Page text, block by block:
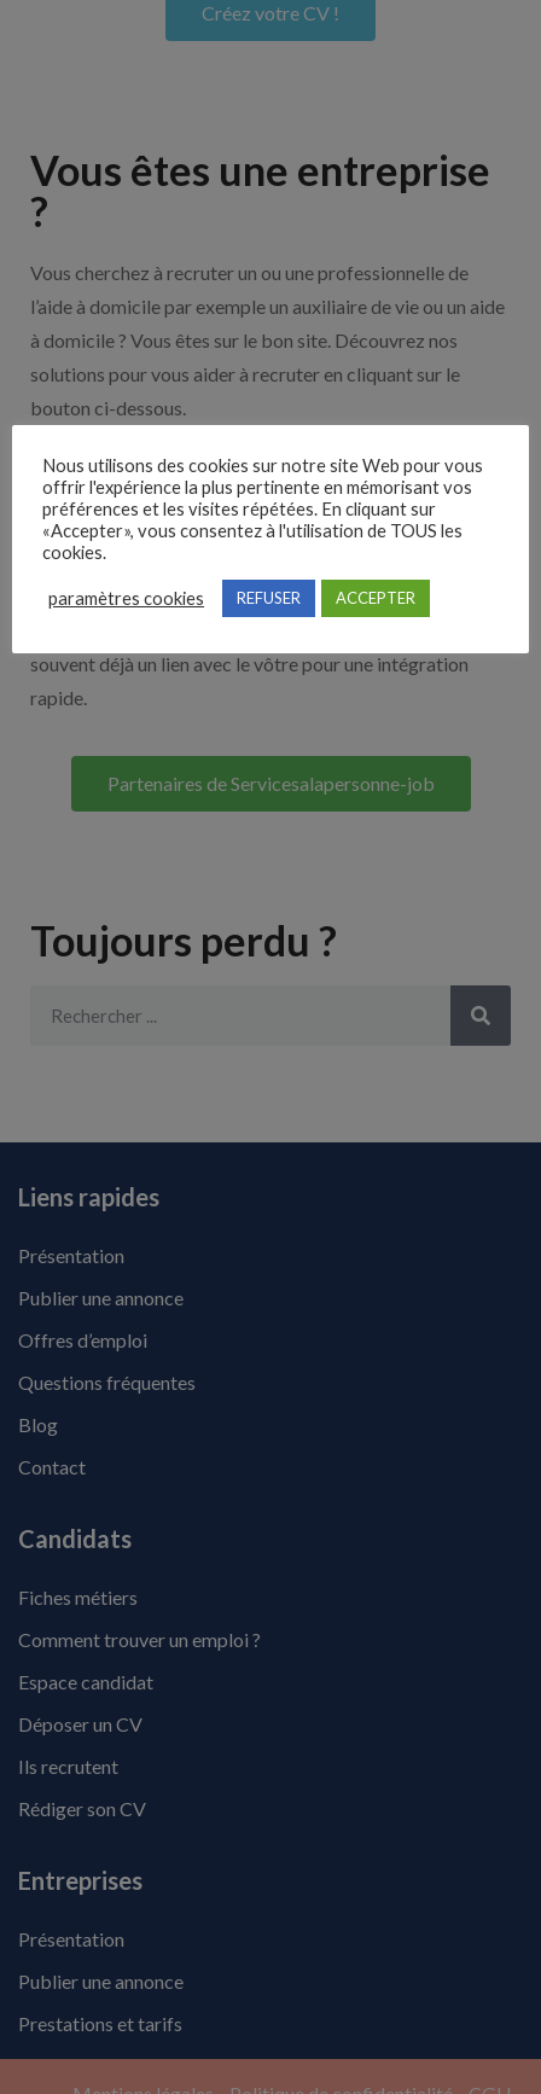
Créez votre CV !
Vous êtes une entreprise
?
Vous cherchez à recruter un ou une professionnelle de
l’aide à domicile par exemple un auxiliaire de vie ou un aide
à domicile ? Vous êtes sur le bon site. Découvrez nos
solutions pour vous aider à recruter en cliquant sur le
bouton ci-dessous.
Nos solutions entreprises
Découvrez nos partenaires ! Moteurs de recherches,
multidiffuseurs, sites payant… nombreux sont nos
souvent déjà un lien avec le vôtre pour une intégration
rapide.
Partenaires de Servicesalapersonne-job
Toujours perdu ?
Liens rapides
Présentation
Publier une annonce
Offres d’emploi
Questions fréquentes
Blog
Contact
Candidats
Fiches métiers
Comment trouver un emploi ?
Espace candidat
Déposer un CV
Ils recrutent
Rédiger son CV
Entreprises
Présentation
Publier une annonce
Prestations et tarifs
Nous utilisons des cookies sur notre site Web pour vous
offrir l'expérience la plus pertinente en mémorisant vos
préférences et les visites répétées. En cliquant sur
«Accepter», vous consentez à l'utilisation de TOUS les
cookies.
paramètres cookies REFUSER ACCEPTER